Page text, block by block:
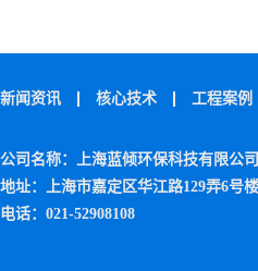
新闻资讯 核心技术 工程案例
公司名称：上海蓝倾环保科技有限公司
地址：上海市嘉定区华江路129弄6号
电话：021-52908108